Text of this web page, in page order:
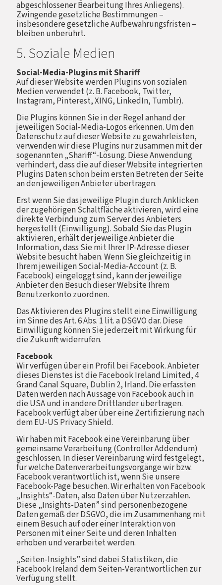
abgeschlossener Bearbeitung Ihres Anliegens).
Zwingende gesetzliche Bestimmungen –
insbesondere gesetzliche Aufbewahrungsfristen –
bleiben unberührt.
5. Soziale Medien
Social-Media-Plugins mit Shariff
Auf dieser Website werden Plugins von sozialen
Medien verwendet (z. B. Facebook, Twitter,
Instagram, Pinterest, XING, LinkedIn, Tumblr).
Die Plugins können Sie in der Regel anhand der
jeweiligen Social-Media-Logos erkennen. Um den
Datenschutz auf dieser Website zu gewährleisten,
verwenden wir diese Plugins nur zusammen mit der
sogenannten „Shariff“-Lösung. Diese Anwendung
verhindert, dass die auf dieser Website integrierten
Plugins Daten schon beim ersten Betreten der Seite
an den jeweiligen Anbieter übertragen.
Erst wenn Sie das jeweilige Plugin durch Anklicken
der zugehörigen Schaltfläche aktivieren, wird eine
direkte Verbindung zum Server des Anbieters
hergestellt (Einwilligung). Sobald Sie das Plugin
aktivieren, erhält der jeweilige Anbieter die
Information, dass Sie mit Ihrer IP-Adresse dieser
Website besucht haben. Wenn Sie gleichzeitig in
Ihrem jeweiligen Social-Media-Account (z. B.
Facebook) eingeloggt sind, kann der jeweilige
Anbieter den Besuch dieser Website Ihrem
Benutzerkonto zuordnen.
Das Aktivieren des Plugins stellt eine Einwilligung
im Sinne des Art. 6 Abs. 1 lit. a DSGVO dar. Diese
Einwilligung können Sie jederzeit mit Wirkung für
die Zukunft widerrufen.
Facebook
Wir verfügen über ein Profil bei Facebook. Anbieter
dieses Dienstes ist die Facebook Ireland Limited, 4
Grand Canal Square, Dublin 2, Irland. Die erfassten
Daten werden nach Aussage von Facebook auch in
die USA und in andere Drittländer übertragen.
Facebook verfügt aber über eine Zertifizierung nach
dem EU-US Privacy Shield.
Wir haben mit Facebook eine Vereinbarung über
gemeinsame Verarbeitung (Controller Addendum)
geschlossen. In dieser Vereinbarung wird festgelegt,
für welche Datenverarbeitungsvorgänge wir bzw.
Facebook verantwortlich ist, wenn Sie unsere
Facebook-Page besuchen. Wir erhalten von Facebook
„Insights“-Daten, also Daten über Nutzerzahlen.
Diese „Insights-Daten” sind personenbezogene
Daten gemäß der DSGVO, die im Zusammenhang mit
einem Besuch auf oder einer Interaktion von
Personen mit einer Seite und deren Inhalten
erhoben und verarbeitet werden.
„Seiten-Insights” sind dabei Statistiken, die
Facebook Ireland dem Seiten-Verantwortlichen zur
Verfügung stellt.